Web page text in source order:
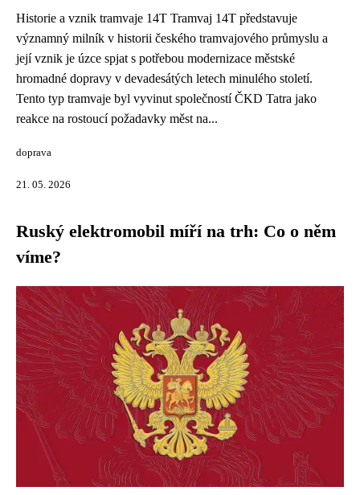
Historie a vznik tramvaje 14T Tramvaj 14T představuje
významný milník v historii českého tramvajového průmyslu a
její vznik je úzce spjat s potřebou modernizace městské
hromadné dopravy v devadesátých letech minulého století.
Tento typ tramvaje byl vyvinut společností ČKD Tatra jako
reakce na rostoucí požadavky měst na...
doprava
21. 05. 2026
Ruský elektromobil míří na trh: Co o něm
víme?